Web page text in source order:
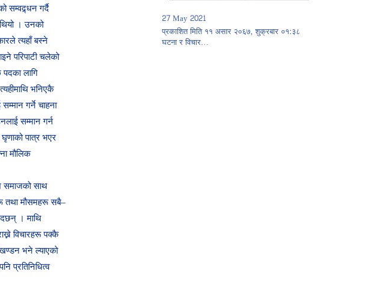
सम्वद्र्धन गर्दै
। उनको
त्यहाँ बस्ने
परिपाटी चलेको
लागि
भनिएकै
गर्ने चाहना
सम्मान गर्न
पात्र भएर
मौलिक
समाजको साथ
तथा मौसमहरू सबै–
। माथि
विचारहरू पक्कै
भने ल्याएको
प्रतिनिधित्व
27 May 2021
प्रकाशित मिति ११ असार २०६७, शुक्रबार ०१:३८
घटना र विचार…